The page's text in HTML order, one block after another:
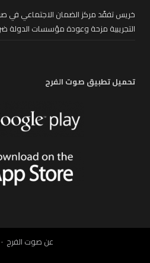
خريس تفقّد مركز الضمان الاجتماعي في
التجريبية مزحة وعودة مؤسسات الدولة
تحميل تطبيق صوت الفرح
عن صوت الفرح